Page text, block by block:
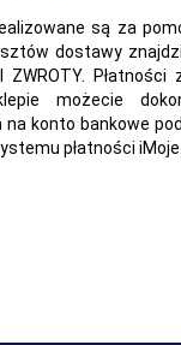
są za
dostawy
ZWROTY.
możecie
konto bankowe
płatności iMoje.